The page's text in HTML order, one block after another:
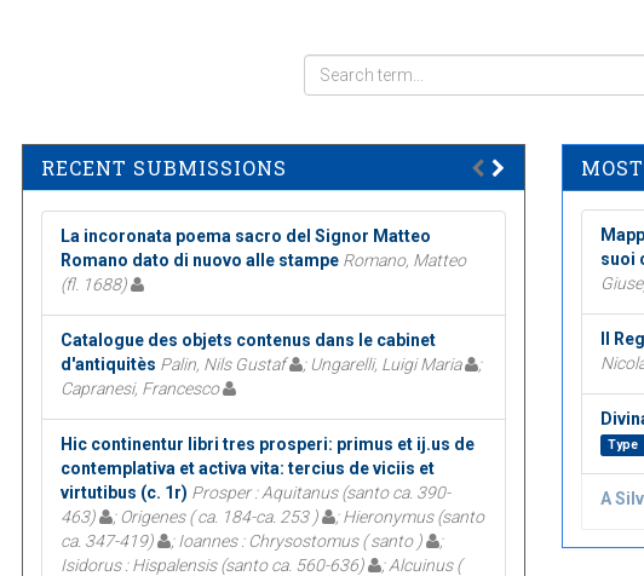
RECENT SUBMISSIONS
La incoronata poema sacro del Signor Matteo
Romano dato di nuovo alle stampe Romano, Matteo
(fl. 1688)
Catalogue des objets contenus dans le cabinet
d'antiquitès Palin, Nils Gustaf ; Ungarelli, Luigi Maria
;
Capranesi, Francesco
Hic continentur libri tres prosperi: primus et ij.us de
contemplativa et activa vita: tercius de viciis et
virtutibus (c. 1r) Prosper : Aquitanus (santo ca. 390-
463)
; Origenes ( ca. 184-ca. 253 )
; Hieronymus (santo
ca. 347-419)
; Ioannes : Chrysostomus ( santo )
;
Isidorus : Hispalensis (santo ca. 560-636)
; Alcuinus (
suoi
Il
Type
A